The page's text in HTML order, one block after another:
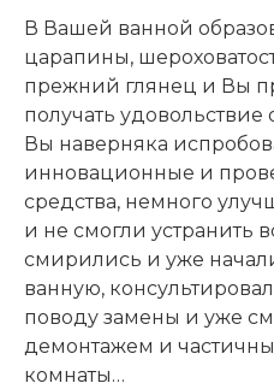
В Вашей ванной
царапины,
прежний глянец и Вы
получать
Вы наверняка
инновационные и
средства, немного
и не смогли устранить
смирились и уже
ванную,
поводу замены и уже
демонтажем и
комнаты…